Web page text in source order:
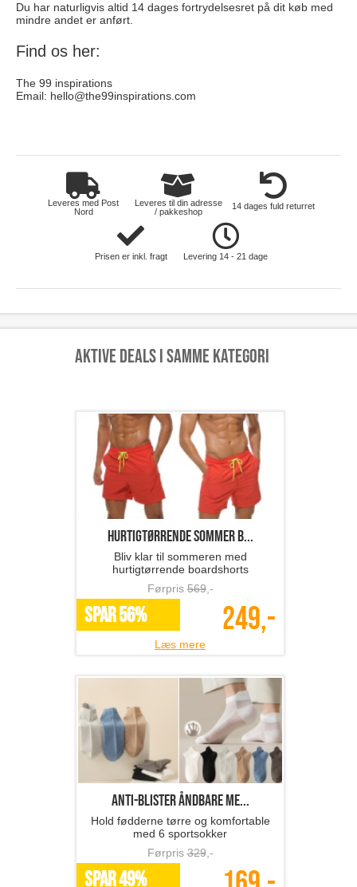
Du har naturligvis altid 14 dages fortrydelsesret på dit køb med
mindre andet er anført.
Find os her:
The 99 inspirations
Email: hello@the99inspirations.com
Leveres med Post
Nord
Leveres til din adresse
/ pakkeshop
14 dages fuld returret
Prisen er inkl. fragt Levering 14 - 21 dage
Aktive deals i samme kategori
hurtigtørrende sommer b...
Bliv klar til sommeren med
hurtigtørrende boardshorts
Førpris569,-
SPAR 56% 249,-
Læs mere
Anti-blister åndbare me...
Hold fødderne tørre og komfortable
med 6 sportsokker
Førpris329,-
SPAR 49%